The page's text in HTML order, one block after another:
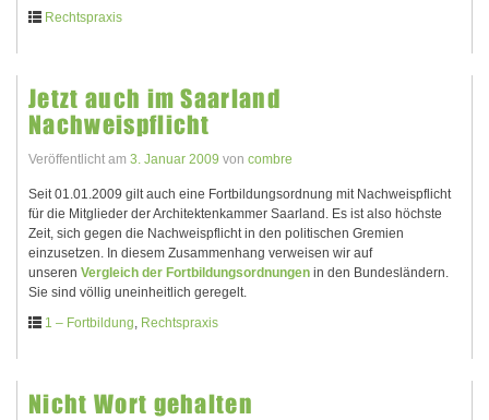
Rechtspraxis
Jetzt auch im Saarland
Nachweispflicht
Veröffentlicht am 3. Januar 2009 von combre
Seit 01.01.2009 gilt auch eine Fortbildungsordnung mit Nachweispflicht
für die Mitglieder der Architektenkammer Saarland. Es ist also höchste
Zeit, sich gegen die Nachweispflicht in den politischen Gremien
einzusetzen. In diesem Zusammenhang verweisen wir auf
unseren Vergleich der Fortbildungsordnungen in den Bundesländern.
Sie sind völlig uneinheitlich geregelt.
1 – Fortbildung, Rechtspraxis
Nicht Wort gehalten